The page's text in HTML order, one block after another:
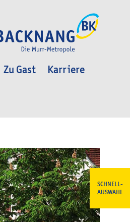
Zu Gast
Karriere
SCHNELL-
AUSWAHL